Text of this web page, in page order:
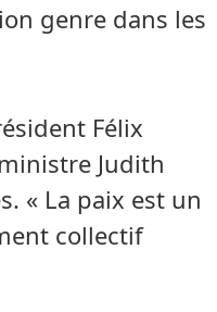
genre dans les
Félix
Judith
« La paix est un
collectif